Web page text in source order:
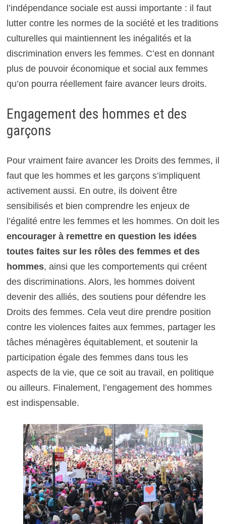
l’indépendance sociale est aussi importante : il faut
lutter contre les normes de la société et les traditions
culturelles qui maintiennent les inégalités et la
discrimination envers les femmes. C’est en donnant
plus de pouvoir économique et social aux femmes
qu’on pourra réellement faire avancer leurs droits.
Engagement des hommes et des
garçons
Pour vraiment faire avancer les Droits des femmes, il
faut que les hommes et les garçons s’impliquent
activement aussi. En outre, ils doivent être
sensibilisés et bien comprendre les enjeux de
l’égalité entre les femmes et les hommes. On doit les
encourager à remettre en question les idées
toutes faites sur les rôles des femmes et des
hommes, ainsi que les comportements qui créent
des discriminations. Alors, les hommes doivent
devenir des alliés, des soutiens pour défendre les
Droits des femmes. Cela veut dire prendre position
contre les violences faites aux femmes, partager les
tâches ménagères équitablement, et soutenir la
participation égale des femmes dans tous les
aspects de la vie, que ce soit au travail, en politique
ou ailleurs. Finalement, l’engagement des hommes
est indispensable.